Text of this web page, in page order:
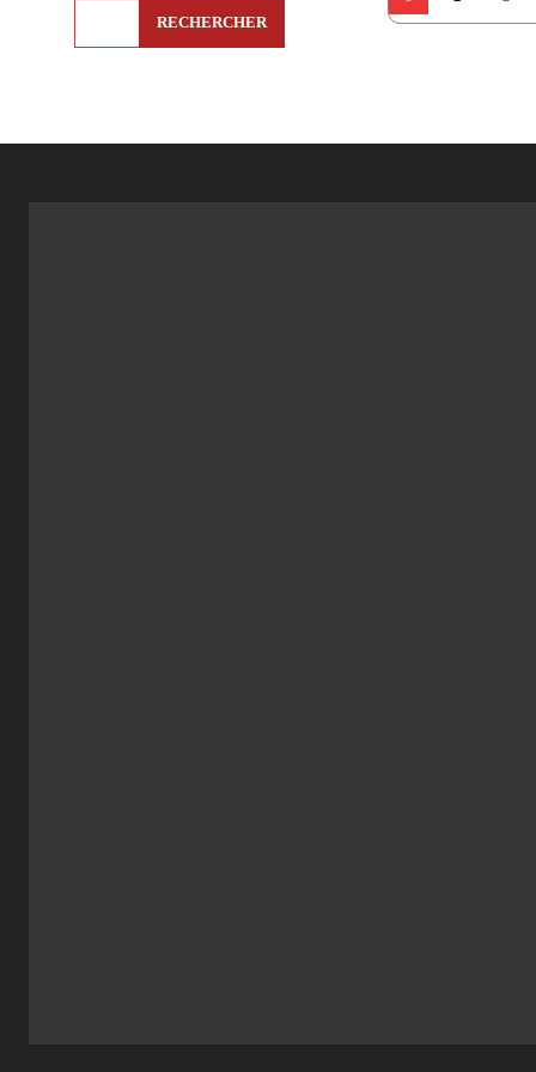
RECHERCHER